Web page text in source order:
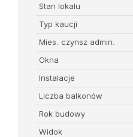
Stan lokalu
Typ kaucji
Mies. czynsz admin.
Okna
Instalacje
Liczba balkonów
Rok budowy
Widok